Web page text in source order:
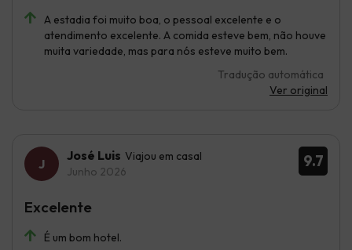
A estadia foi muito boa, o pessoal excelente e o
atendimento excelente. A comida esteve bem, não houve
muita variedade, mas para nós esteve muito bem.
Tradução automática
Ver original
9.7
José Luis Viajou em casal
Junho 2026
É um bom hotel.
Excelente